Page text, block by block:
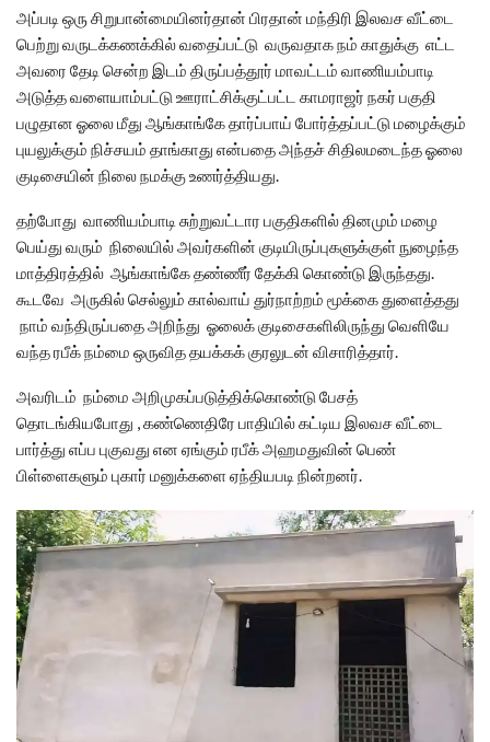
அப்படி ஒரு சிறுபான்மையினர்தான் பிரதான் மந்திரி இலவச வீட்டை
பெற்று வருடக்கணக்கில் வதைப்பட்டு வருவதாக நம் காதுக்கு எட்ட
அவரை தேடி சென்ற இடம் திருப்பத்தூர் மாவட்டம் வாணியம்பாடி
அடுத்த வளையாம்பட்டு ஊராட்சிக்குட்பட்ட காமராஜர் நகர் பகுதி
பழுதான ஓலை மீது ஆங்காங்கே தார்ப்பாய் போர்த்தப்பட்டு மழைக்கும்
புயலுக்கும் நிச்சயம் தாங்காது என்பதை அந்தச் சிதிலமடைந்த ஓலை
குடிசையின் நிலை நமக்கு உணர்த்தியது.
தற்போது வாணியம்பாடி சுற்றுவட்டார பகுதிகளில் தினமும் மழை
பெய்து வரும் நிலையில் அவர்களின் குடியிருப்புகளுக்குள் நுழைந்த
மாத்திரத்தில் ஆங்காங்கே தண்ணீர் தேக்கி கொண்டு இருந்தது.
கூடவே அருகில் செல்லும் கால்வாய் துர்நாற்றம் மூக்கை துளைத்தது
நாம் வந்திருப்பதை அறிந்து ஓலைக் குடிசைகளிலிருந்து வெளியே
வந்த ரபீக் நம்மை ஒருவித தயக்கக் குரலுடன் விசாரித்தார்.
அவரிடம் நம்மை அறிமுகப்படுத்திக்கொண்டு பேசத்
தொடங்கியபோது , கண்ணெதிரே பாதியில் கட்டிய இலவச வீட்டை
பார்த்து எப்ப புகுவது என ஏங்கும் ரபீக் அஹமதுவின் பெண்
பிள்ளைகளும் புகார் மனுக்களை ஏந்தியபடி நின்றனர்.